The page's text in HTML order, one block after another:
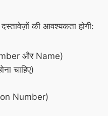
की आवश्यकता होगी:
और Name)
चाहिए)
Number)